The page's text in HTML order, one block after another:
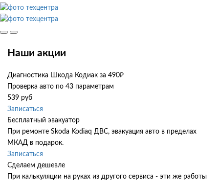
Наши акции
Диагностика Шкода Кодиак за 490₽
Проверка авто по 43 параметрам
539 руб
Записаться
Бесплатный эвакуатор
При ремонте Skoda Kodiaq ДВС, эвакуация авто в пределах
МКАД в подарок.
Записаться
Сделаем дешевле
При калькуляции на руках из другого сервиса - эти же работы